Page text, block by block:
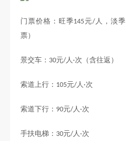
门票价格：旺季145元/人，淡季
票）
景交车： 30元/人 ·次（含往返）
索道上行： 105元/人 ·次
索道下行： 90元/人 ·次
手扶电梯： 30元/人 ·次